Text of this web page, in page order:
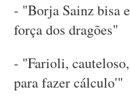
- "Borja Sainz bisa
força dos dragões"
- "Farioli,
para fazer cálculo'"